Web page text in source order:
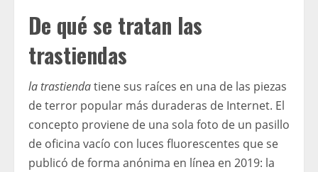
De qué se tratan las
trastiendas
la trastiendatiene sus raíces en una de las piezas
de terror popular más duraderas de Internet. El
concepto proviene de una sola foto de un pasillo
de oficina vacío con luces fluorescentes que se
publicó de forma anónima en línea en 2019: la